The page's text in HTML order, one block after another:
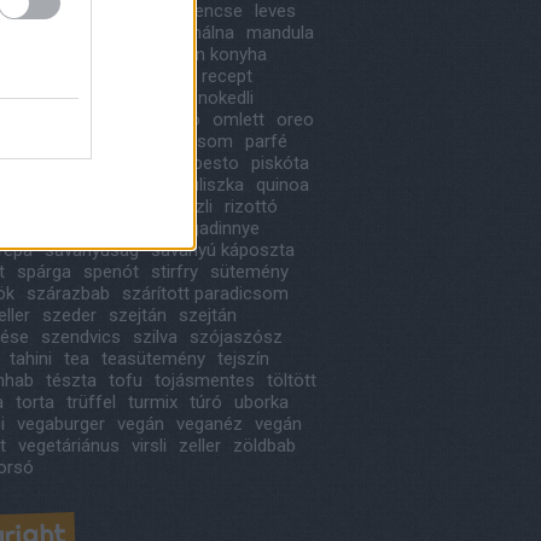
laskagomba lencse
leves
málna
mandula
mediterrán konyha
muffin recept
narancs
nokedli
olívabogyó omlett
oreo
paradicsom
parfé
patisszon pesto
piskóta
puliszka
quinoa
ribizli
rizottó
sárgadinnye
savanyúság savanyú káposzta
spárga spenót stirfry
sütemény
szárazbab
szárított paradicsom
szeder szejtán
szejtán
szendvics szilva
szójaszósz
tahini tea teasütemény tejszín
tészta tofu tojásmentes
töltött
torta trüffel turmix túró
uborka
vegaburger vegán veganéz
vegán
vegetáriánus virsli zeller
zöldbab